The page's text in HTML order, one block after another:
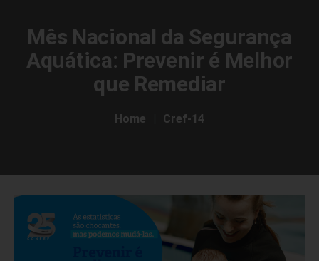
Mês Nacional da Segurança
Aquática: Prevenir é Melhor
que Remediar
Home Cref-14